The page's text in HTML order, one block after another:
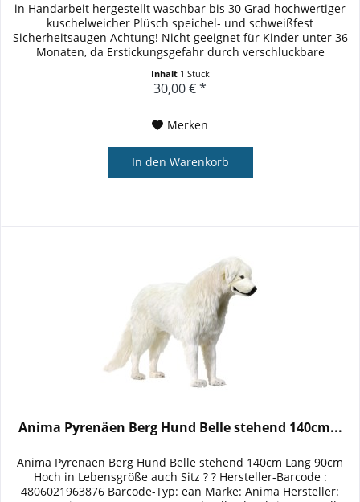
in Handarbeit hergestellt waschbar bis 30 Grad hochwertiger
kuschelweicher Plüsch speichel- und schweißfest
Sicherheitsaugen Achtung! Nicht geeignet für Kinder unter 36
Monaten, da Erstickungsgefahr durch verschluckbare
Inhalt 1 Stück
30,00 € *
Merken
In den Warenkorb
Anima Pyrenäen Berg Hund Belle stehend 140cm...
Anima Pyrenäen Berg Hund Belle stehend 140cm Lang 90cm
Hoch in Lebensgröße auch Sitz ? ? Hersteller-Barcode :
4806021963876 Barcode-Typ: ean Marke: Anima Hersteller: